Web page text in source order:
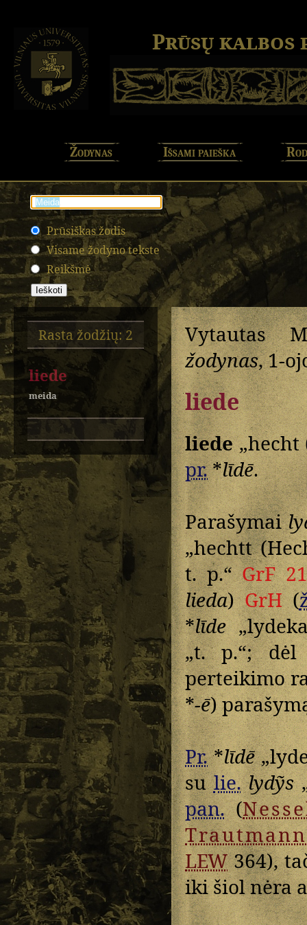
Prūsų kalbos
Žodynas Išsami paieška
Prūsiškas žodis
Visame žodyno tekste
Reikšmė
Rasta žodžių: 2
liede
meida
Vytautas
žodynas, 1-
liede
liede„hecht
pr.*līdē.
Parašymai
„hechtt
t. p.“GrF 21
lieda)GrH(
*līde
„t. p.“;
perteikimo
*-ē)
Pr.*līdē
sulie. lydỹs
pan.(
Trautmann
LEW364),
iki šiol nėra